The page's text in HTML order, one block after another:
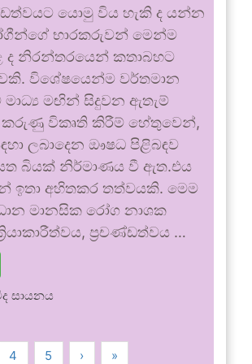
යොමු විය හැකි ද යන්න
භාරකරුවන් මෙන්ම
ද නිරන්තරයෙන් කතාබහට
විශේෂයෙන්ම වර්තමාන
මඟින් සිදුවන ඇතැම්
කරුණු විකෘති කිරීම් හේතුවෙන්,
ලබාදෙන ඖෂධ පිළිබඳව
බියක් නිර්මාණය වී ඇත.එය
ඉතා අහිතකර තත්වයකි. මෙම
මානසික රෝග නාශක
ප්‍රචණ්ඩත්වය …
සායනය
4 5 › »